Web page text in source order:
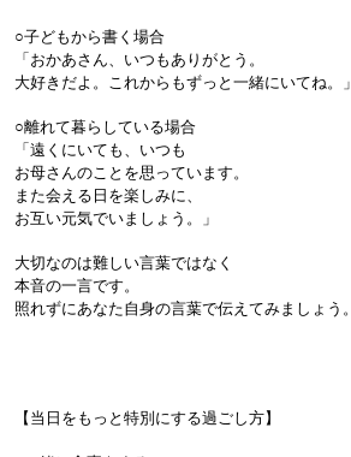
○子どもから書く場合
「おかあさん、いつもありがとう。
大好きだよ。これからもずっと一緒にいてね。」
○離れて暮らしている場合
「遠くにいても、いつも
お母さんのことを思っています。
また会える日を楽しみに、
お互い元気でいましょう。」
大切なのは難しい言葉ではなく
本音の一言です。
照れずにあなた自身の言葉で伝えてみましょう。
【当日をもっと特別にする過ごし方】